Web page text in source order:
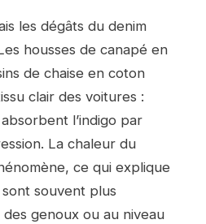
les dégâts du denim
housses de canapé en
de chaise en coton
clair des voitures :
l’indigo par
La chaleur du
ce qui explique
souvent plus
des genoux ou au niveau